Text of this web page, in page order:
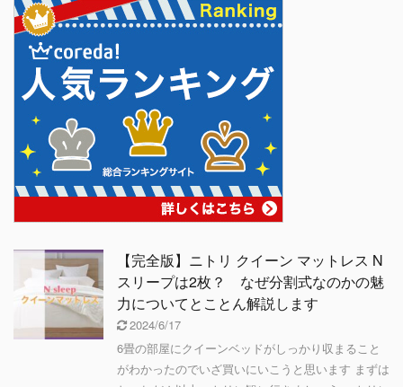
【完全版】ニトリ クイーン マットレス N
スリープは2枚？ なぜ分割式なのかの魅
力についてとことん解説します
2024/6/17
6畳の部屋にクイーンベッドがしっかり収まること
がわかったのでいざ買いにいこうと思います まずは